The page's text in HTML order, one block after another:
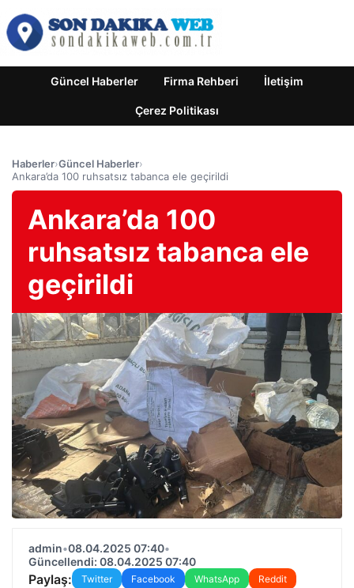
Güncel Haberler Firma Rehberi İletişim
Çerez Politikası
Haberler›Güncel Haberler›
Ankara’da 100 ruhsatsız tabanca ele geçirildi
Ankara’da 100
ruhsatsız tabanca ele
geçirildi
admin•08.04.2025 07:40•
Güncellendi: 08.04.2025 07:40
Paylaş: Twitter Facebook WhatsApp
Reddit